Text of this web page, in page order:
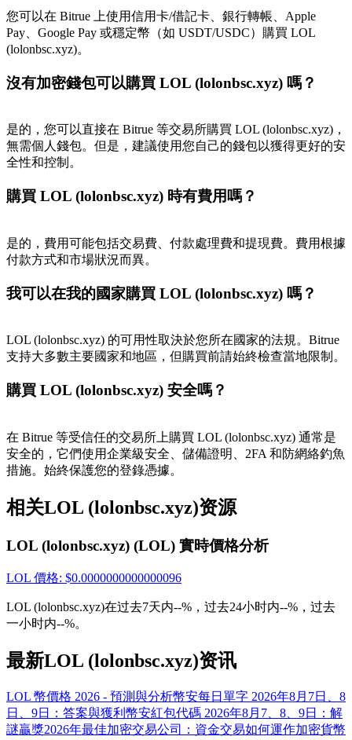
BTC 專享獎勵
充值並交易BTC瓜分 25,000 USDT 獎池！
充值CASHCAT & 赢取
BitMart 用戶遷移專享
貴金屬財富季 · 交易巔峰賽
USDT 新手理財 10% APR
BTC 活期理財、無鎖定期
您可以在 Bitrue 上使用信用卡/借記卡、銀行轉帳、Apple
Pay、Google Pay 或穩定幣（如 USDT/USDC）購買 LOL
(lolonbsc.xyz)。
沒有加密錢包可以購買 LOL (lolonbsc.xyz) 嗎？
是的，您可以直接在 Bitrue 等交易所購買 LOL (lolonbsc.xyz)，
無需個人錢包。但是，建議使用您自己的錢包以獲得更好的安
全性和控制。
購買 LOL (lolonbsc.xyz) 時有費用嗎？
是的，費用可能包括交易費、付款處理費和提現費。費用根據
付款方式和市場狀況而異。
我可以在我的國家購買 LOL (lolonbsc.xyz) 嗎？
LOL (lolonbsc.xyz) 的可用性取決於您所在國家的法規。Bitrue
支持大多數主要國家和地區，但購買前請始終檢查當地限制。
購買 LOL (lolonbsc.xyz) 安全嗎？
在 Bitrue 等受信任的交易所上購買 LOL (lolonbsc.xyz) 通常是
安全的，它們使用企業級安全、儲備證明、2FA 和防網絡釣魚
措施。始終保護您的登錄憑據。
相关LOL (lolonbsc.xyz)资源
LOL (lolonbsc.xyz) (LOL) 實時價格分析
LOL 價格: $0.0000000000000096
LOL (lolonbsc.xyz)在过去7天内--%，过去24小时内--%，过去
一小时内--%。
最新LOL (lolonbsc.xyz)资讯
LOL 幣價格 2026 - 預測與分析幣安每日單字 2026年8月7日、8
日、9日：答案與獲利 幣安紅包代碼 2026年8月7、8、9日：解
謎贏獎2026年最佳加密交易公司：資金交易如何運作加密貨幣